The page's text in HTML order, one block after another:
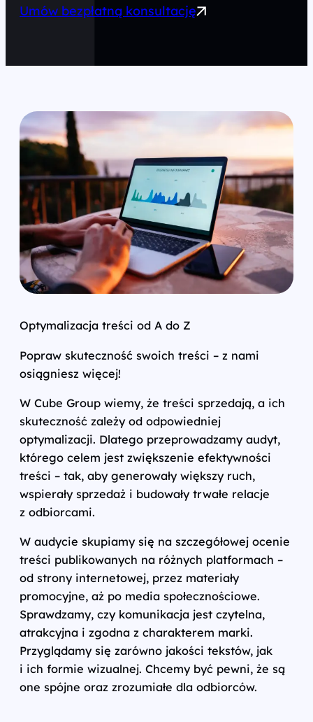
Umów bezpłatną konsultację
Optymalizacja treści od A do Z
Popraw skuteczność swoich treści – z nami
osiągniesz więcej!
W Cube Group wiemy, że treści sprzedają, a ich
skuteczność zależy od odpowiedniej
optymalizacji. Dlatego przeprowadzamy audyt,
którego celem jest zwiększenie efektywności
treści – tak, aby generowały większy ruch,
wspierały sprzedaż i budowały trwałe relacje
z odbiorcami.
W audycie skupiamy się na szczegółowej ocenie
treści publikowanych na różnych platformach –
od strony internetowej, przez materiały
promocyjne, aż po media społecznościowe.
Sprawdzamy, czy komunikacja jest czytelna,
atrakcyjna i zgodna z charakterem marki.
Przyglądamy się zarówno jakości tekstów, jak
i ich formie wizualnej. Chcemy być pewni, że są
one spójne oraz zrozumiałe dla odbiorców.